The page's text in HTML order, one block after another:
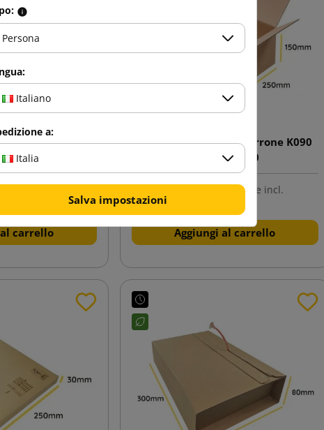
piatta aperta
F03
carrello
Scatola americana marrone K090
300x250x150
0,40 € tasse incl.
Aggiungi al carrello
Persona
Italiano
a:
Italia
Salva impostazioni